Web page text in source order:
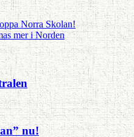
Norra Skolan!
mer i Norden
nu!